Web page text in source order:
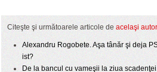
SFATUL
Citeşte şi următoarele articole de acelaşi
Alexandru Rogobete. Aşa tânăr şi deja
ist?
De la bancul cu vameşii la ziua